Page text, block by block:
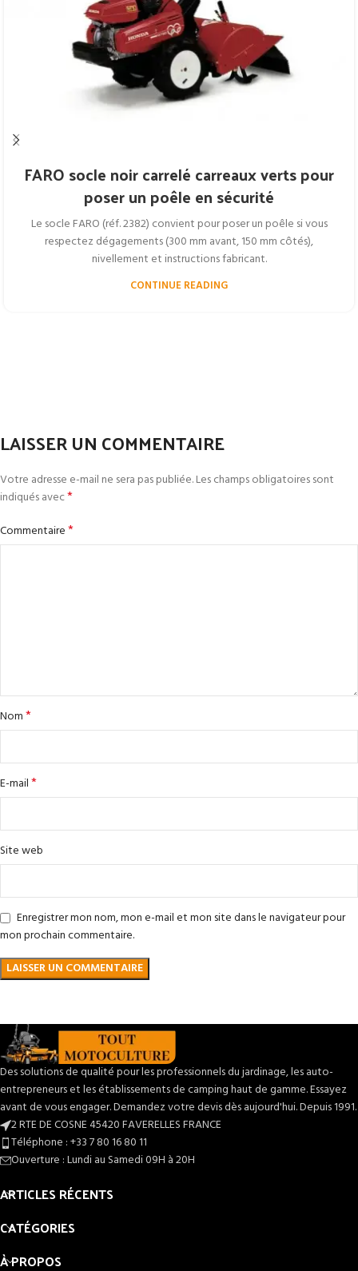
FARO socle noir carrelé carreaux verts pour
poser un poêle en sécurité
Le socle FARO (réf. 2382) convient pour poser un poêle si vous
respectez dégagements (300 mm avant, 150 mm côtés),
nivellement et instructions fabricant.
CONTINUE READING
LAISSER UN COMMENTAIRE
Votre adresse e-mail ne sera pas publiée.Les champs obligatoires sont
indiqués avec*
Commentaire*
Nom*
E-mail*
Site web
Enregistrer mon nom, mon e-mail et mon site dans le navigateur pour
mon prochain commentaire.
Des solutions de qualité pour les professionnels du jardinage, les auto-
entrepreneurs et les établissements de camping haut de gamme. Essayez
avant de vous engager. Demandez votre devis dès aujourd'hui. Depuis 1991.
2 RTE DE COSNE 45420 FAVERELLES FRANCE
Téléphone : +33 7 80 16 80 11
Ouverture : Lundi au Samedi 09H à 20H
ARTICLES RÉCENTS
CATÉGORIES
À PROPOS